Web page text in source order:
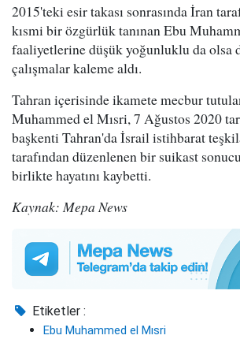
2015'teki esir takası sonrasında İran
kısmi bir özgürlük tanınan Ebu
faaliyetlerine düşük yoğunluklu da olsa
çalışmalar kaleme aldı.
Tahran içerisinde ikamete mecbur
Muhammed el Mısri, 7 Ağustos 2020
başkenti Tahran'da İsrail istihbarat
tarafından düzenlenen bir suikast
birlikte hayatını kaybetti.
Kaynak: Mepa News
Etiketler :
Ebu Muhammed el Mısri